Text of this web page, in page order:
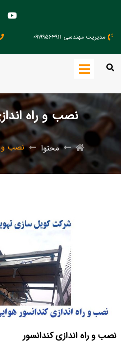
مدیریت مهندسی ۰۹۱۹۹۵۶۳۹۱۱
نصب و راه
محتوا نصب و
نصب و راه اندازی کندانسور